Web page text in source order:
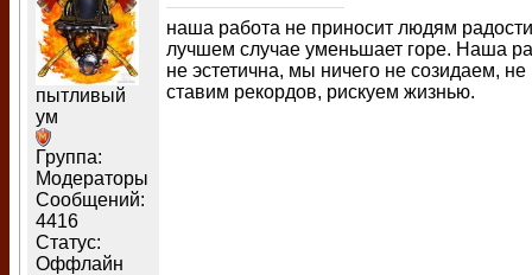
пытливый
ум
Группа:
Модераторы
Сообщений:
4416
Статус:
Оффлайн
наша работа не приносит людям
лучшем случае уменьшает горе. Наша
не эстетична, мы ничего не созидаем, не
ставим рекордов, рискуем жизнью.